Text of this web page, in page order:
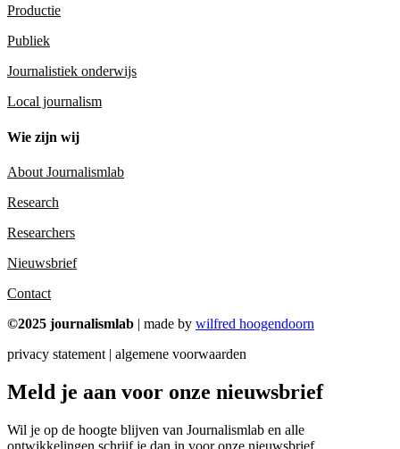
Productie
Publiek
Journalistiek onderwijs
Local journalism
Wie zijn wij
About Journalismlab
Research
Researchers
Nieuwsbrief
Contact
©2025 journalismlab | made by wilfred hoogendoorn
privacy statement | algemene voorwaarden
Meld je aan voor onze nieuwsbrief
Wil je op de hoogte blijven van Journalismlab en alle
ontwikkelingen schrijf je dan in voor onze nieuwsbrief.